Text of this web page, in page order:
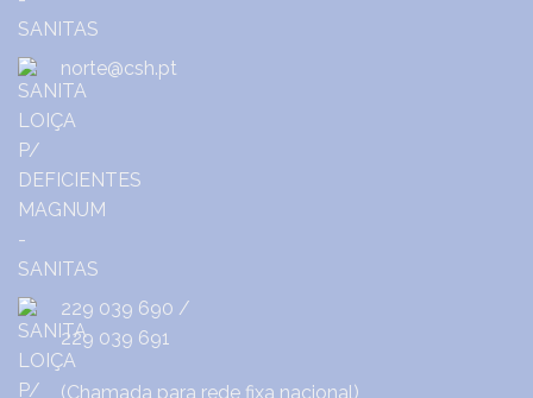
norte@csh.pt
229 039 690 /
229 039 691
(Chamada para rede fixa nacional)